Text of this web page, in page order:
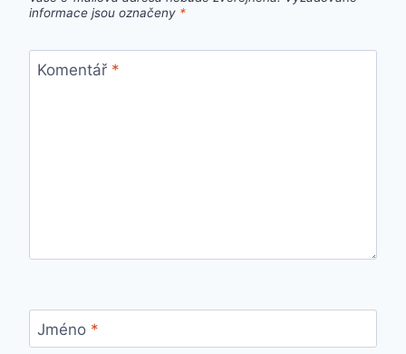
informace jsou označeny *
Komentář *
Jméno *